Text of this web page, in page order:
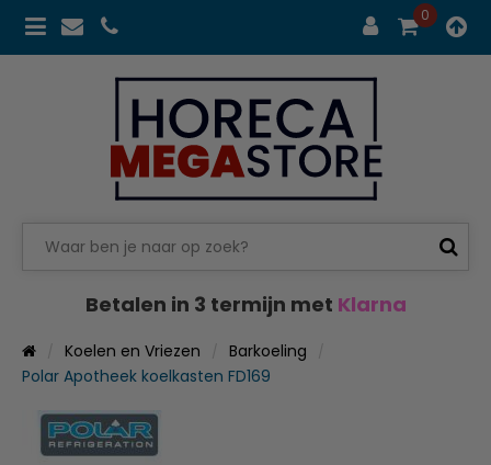
0
Betalen in 3 termijn met Klarna
Koelen en Vriezen
Barkoeling
Polar Apotheek koelkasten FD169